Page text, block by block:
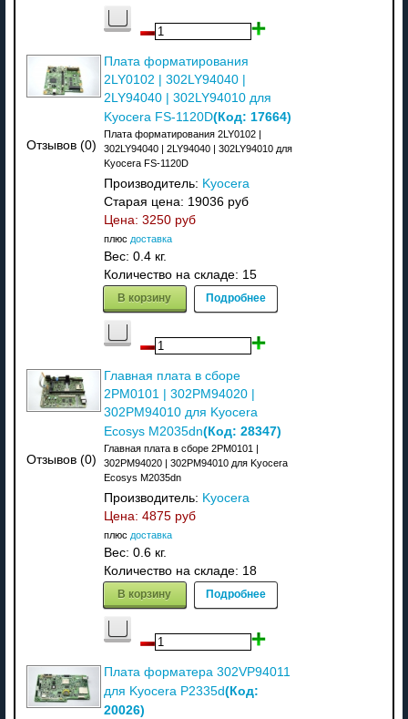
Отзывов (0)
Плата форматирования
2LY0102 | 302LY94040 |
2LY94040 | 302LY94010 для
Kyocera FS-1120D(Код: 17664)
Плата форматирования 2LY0102 |
302LY94040 | 2LY94040 | 302LY94010 для
Kyocera FS-1120D
Производитель: Kyocera
Старая цена: 19036 руб
Цена: 3250 руб
плюс доставка
Вес: 0.4 кг.
Количество на складе: 15
В корзину Подробнее
Отзывов (0)
Главная плата в сборе
2PM0101 | 302PM94020 |
302PM94010 для Kyocera
Ecosys M2035dn(Код: 28347)
Главная плата в сборе 2PM0101 |
302PM94020 | 302PM94010 для Kyocera
Ecosys M2035dn
Производитель: Kyocera
Цена: 4875 руб
плюс доставка
Вес: 0.6 кг.
Количество на складе: 18
В корзину Подробнее
Плата форматера 302VP94011
для Kyocera P2335d(Код:
20026)